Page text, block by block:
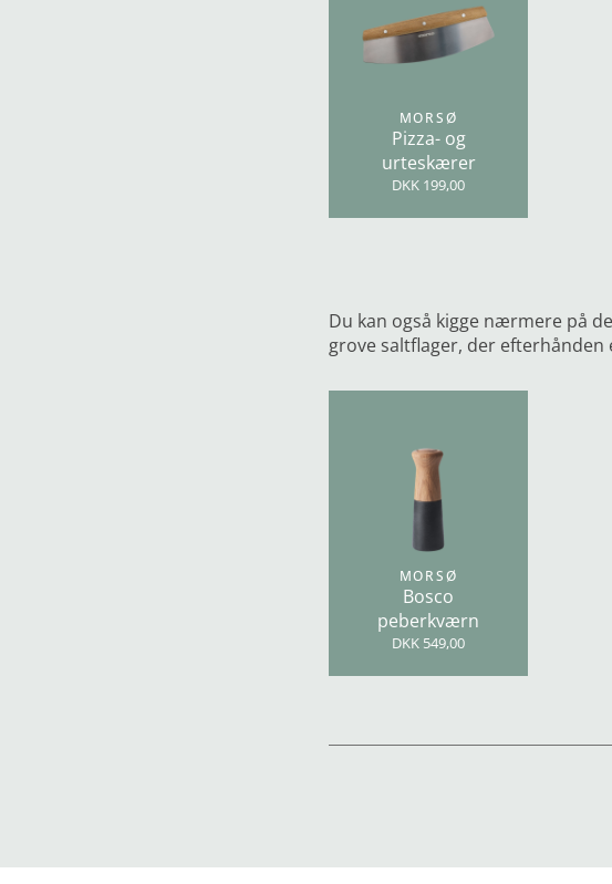
MORSØ
Pizza- og
urteskærer
DKK 199,00
Du kan også kigge nærmere på
grove saltflager, der efterhånden
MORSØ
Bosco
peberkværn
DKK 549,00